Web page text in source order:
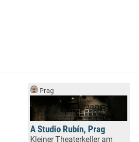
Prag
A Studio Rubín, Prag
Kleiner Theaterkeller am